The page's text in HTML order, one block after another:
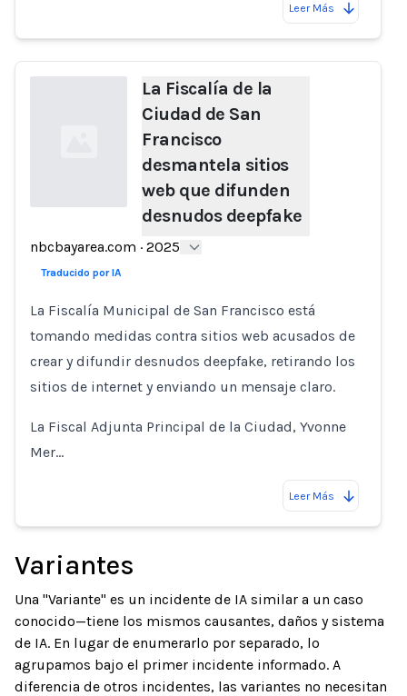
Leer Más
Loading...
La Fiscalía de la
Ciudad de San
Francisco
desmantela sitios
web que difunden
desnudos deepfake
nbcbayarea.com · 2025
Traducido por IA
La Fiscalía Municipal de San Francisco está
tomando medidas contra sitios web acusados de
crear y difundir desnudos deepfake, retirando los
sitios de internet y enviando un mensaje claro.
La Fiscal Adjunta Principal de la Ciudad, Yvonne
Mer…
Leer Más
Variantes
Una "Variante" es un incidente de IA similar a un caso
conocido—tiene los mismos causantes, daños y sistema
de IA. En lugar de enumerarlo por separado, lo
agrupamos bajo el primer incidente informado. A
diferencia de otros incidentes, las variantes no necesitan